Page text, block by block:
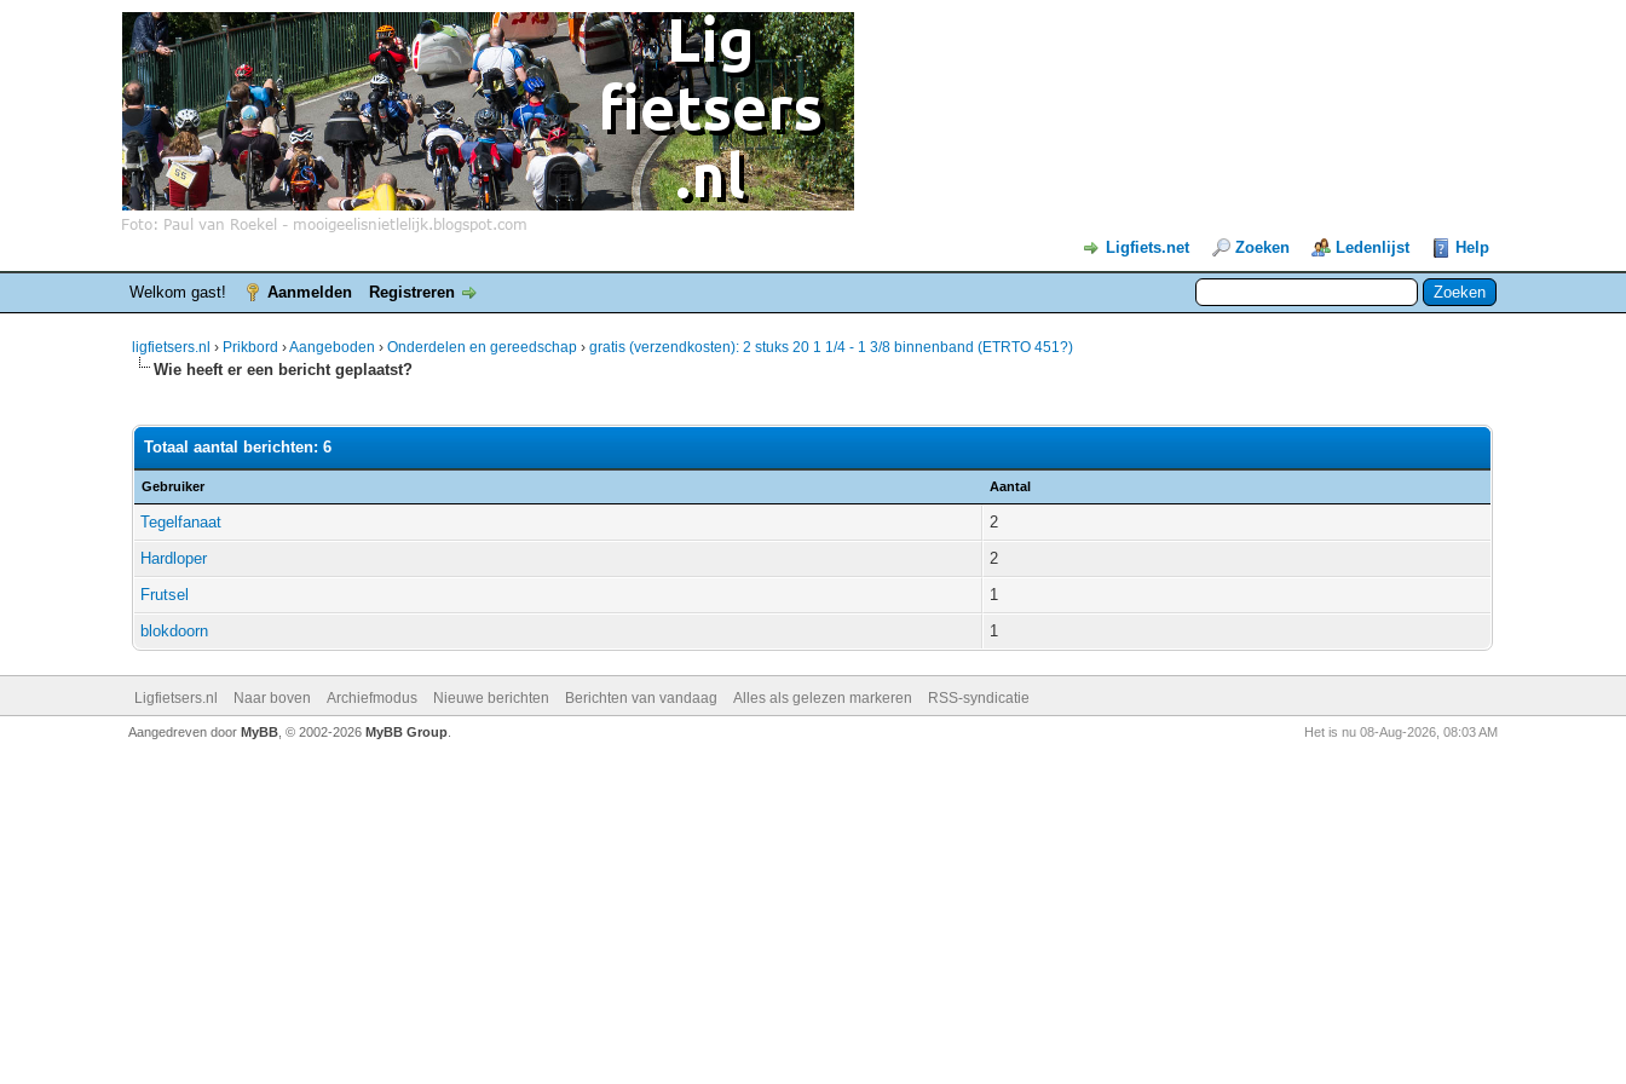
Ligfiets.net Zoeken Ledenlijst Help
Welkom gast! Aanmelden Registreren
ligfietsers.nl › Prikbord ›Aangeboden ›Onderdelen en gereedschap ›gratis (verzendkosten): 2 stuks 20 1 1/4 - 1 3/8 binnenband (ETRTO 451?)
Wie heeft er een bericht geplaatst?
Totaal aantal berichten: 6
Gebruiker Aantal
Tegelfanaat
2
Hardloper
2
Frutsel
1
blokdoorn
1
Ligfietsers.nl Naar boven Archiefmodus Nieuwe berichten Berichten van vandaag Alles als gelezen markeren RSS-syndicatie
Het is nu 08-Aug-2026, 08:03 AM
Aangedreven door MyBB, © 2002-2026 MyBB Group.